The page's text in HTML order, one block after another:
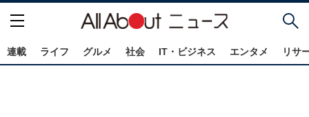
連載 ライフ グルメ 社会 IT・ビジネス エンタメ リサ